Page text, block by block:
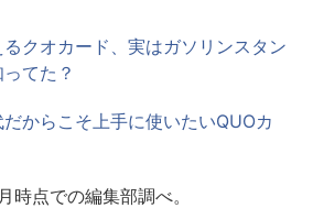
クオカード、実はガソリンスタン
てた？
からこそ上手に使いたいQUOカ
時点での編集部調べ。